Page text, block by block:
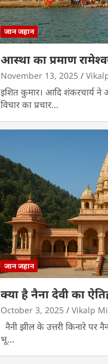
जान जहान
आस्था का प्रमाण
November 13, 2025
इशित कुमार। आदि शंकरचार्य ने
विचार का प्रचार…
जान जहान
क्या है नैना देवी का
October 3, 2025 Vikalp
नैनी झील के उत्तरी किनारे पर
भू…